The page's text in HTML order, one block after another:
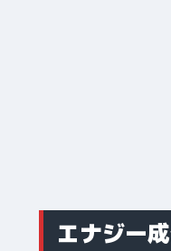
エナジー